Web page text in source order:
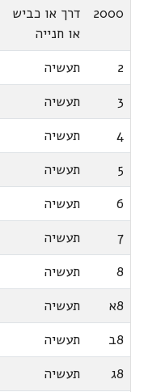
2000
דרך או כביש
או חנייה
2 תעשיה
3
תעשיה
4
תעשיה
5
תעשיה
6
תעשיה
7
תעשיה
8
תעשיה
8א
תעשיה
8ב
תעשיה
8ג
תעשיה